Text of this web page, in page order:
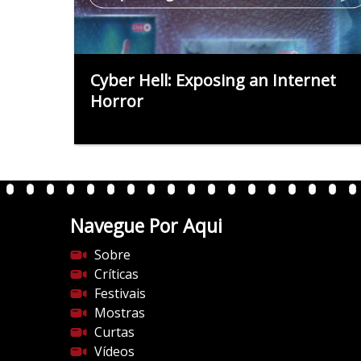
Cyber Hell: Exposing an Internet
Horror
Navegue Por Aqui
Sobre
Críticas
Festivais
Mostras
Curtas
Vídeos